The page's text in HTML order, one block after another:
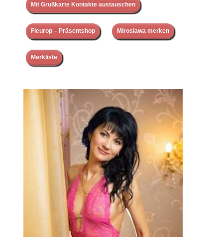
Mit Grußkarte Kontakte austauschen
Fleurop – Präsentshop Miroslawa merken
Merkliste